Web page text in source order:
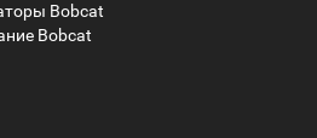
Bobcat
Bobcat